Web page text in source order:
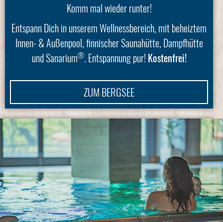
Komm mal wieder runter!
Entspann Dich in unserem Wellnessbereich, mit beheiztem
Innen- & Außenpool, finnischer Saunahütte, Dampfhütte
und Sanarium®. Entspannung pur! Kostenfrei!
ZUM BERGSEE